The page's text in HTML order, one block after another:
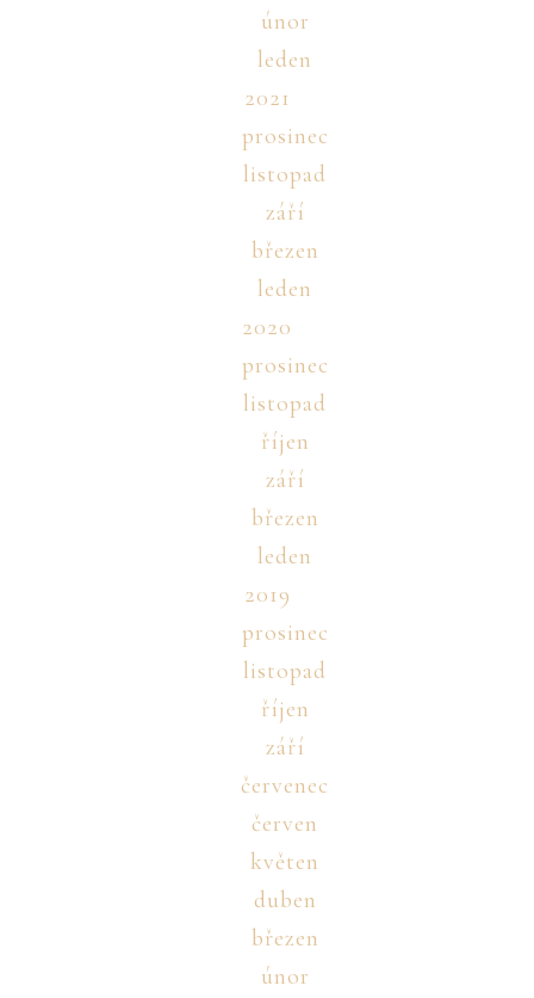
únor
leden
2021
prosinec
listopad
září
březen
leden
2020
prosinec
listopad
říjen
září
březen
leden
2019
prosinec
listopad
říjen
září
červenec
červen
květen
duben
březen
únor